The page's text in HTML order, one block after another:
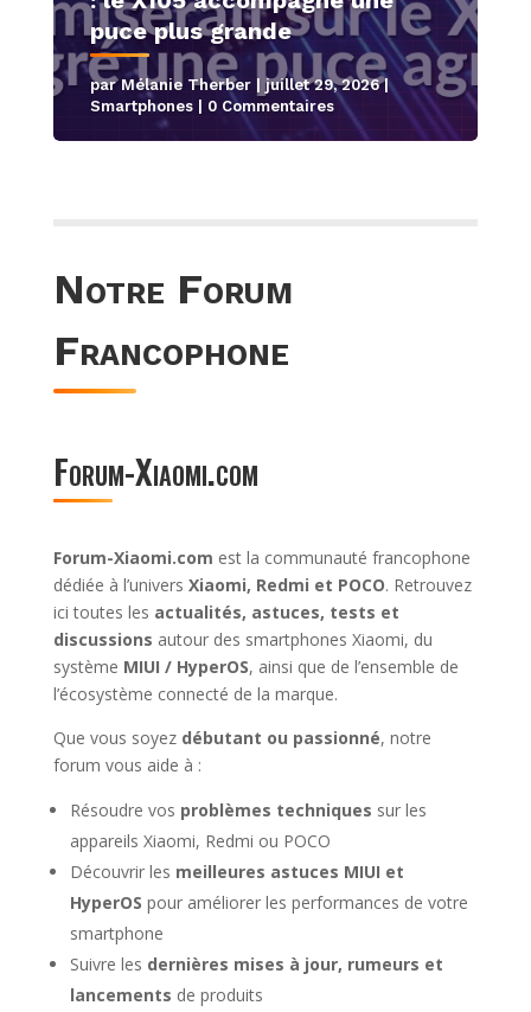
puce plus grande
par Mélanie Therber |juillet 29, 2026|
Smartphones | 0 Commentaires
Notre Forum
Francophone
Forum-Xiaomi.com
Forum-Xiaomi.com est la communauté francophone
dédiée à l’univers Xiaomi, Redmi et POCO. Retrouvez
ici toutes les actualités, astuces, tests et
discussions autour des smartphones Xiaomi, du
système MIUI / HyperOS, ainsi que de l’ensemble de
l’écosystème connecté de la marque.
Que vous soyez débutant ou passionné, notre
forum vous aide à :
Résoudre vos problèmes techniques sur les
appareils Xiaomi, Redmi ou POCO
Découvrir les meilleures astuces MIUI et
HyperOS pour améliorer les performances de votre
smartphone
Suivre les dernières mises à jour, rumeurs et
lancements de produits